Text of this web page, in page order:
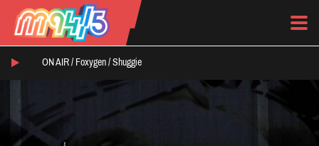
ON AIR / Foxygen / Shuggie